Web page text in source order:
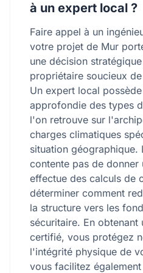
à un expert local ?
Faire appel à un
votre projet de Mur
une décision
propriétaire soucieux
Un expert local
approfondie des types
l'on retrouve sur
charges climatiques
situation géographique.
contente pas de donner
effectue des calculs de
déterminer comment
la structure vers les
sécuritaire. En
certifié, vous protégez
l'intégrité physique de
vous facilitez